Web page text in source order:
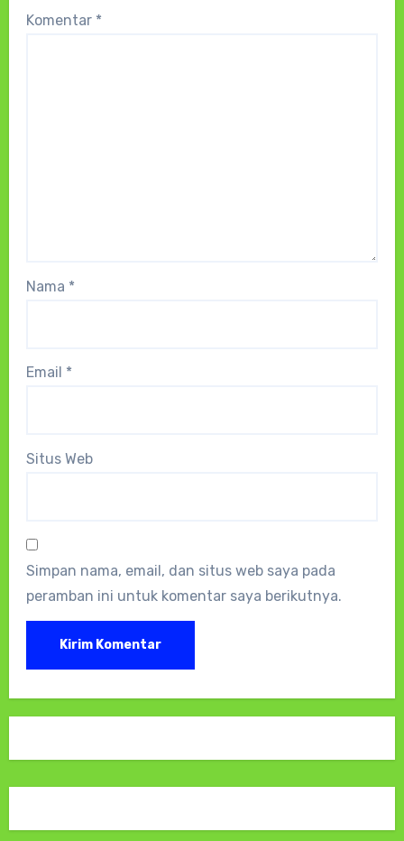
Komentar *
Nama *
Email *
Situs Web
Simpan nama, email, dan situs web saya pada
peramban ini untuk komentar saya berikutnya.